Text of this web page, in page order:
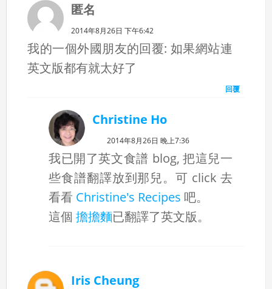
匿名
2014年8月26日 下午6:42
我的一個外國朋友的回覆: 如果網站連
英文版都有就太好了
回覆
Christine Ho
2014年8月26日 晚上7:36
我已開了英文食譜 blog, 把這兒一
些食譜翻譯放到那兒。可 click 去
看看 Christine's Recipes 吧。
這個擔擔麵已翻譯了英文版。
Iris Cheung